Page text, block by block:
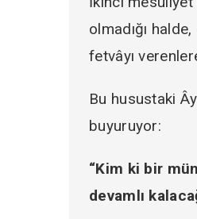
olmadığı
fetvâyı
Bu husustaki
buyuruyor:
“Kim ki bir
devamlı